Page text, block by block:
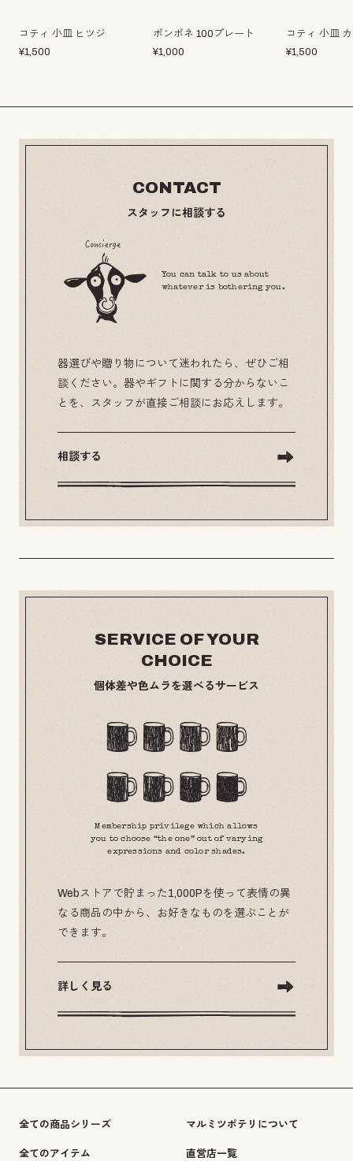
コティ 小皿 ヒツジ
¥1,500
ポンポネ 100プレート
¥1,000
コティ 小皿
¥1,500
CONTACT
スタッフに相談する
You can talk to us about
whatever is bothering you.
器選びや贈り物について迷われたら、ぜひご相
談ください。器やギフトに関する分からないこ
とを、スタッフが直接ご相談にお応えします。
相談する
SERVICE OF YOUR
CHOICE
個体差や色ムラを選べるサービス
Membership privilege which allows
you to choose “the one” out of varying
expressions and color shades.
Webストアで貯まった1,000Pを使って表情の異
なる商品の中から、お好きなものを選ぶことが
できます。
詳しく見る
全ての商品シリーズ
全てのアイテム
マルミツポテリについて
直営店一覧